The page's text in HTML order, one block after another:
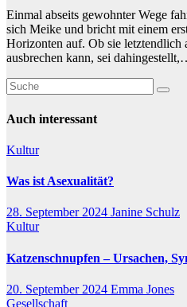
Einmal abseits gewohnter Wege
sich Meike und bricht mit einem
Horizonten auf. Ob sie letztendlich
ausbrechen kann, sei
Auch interessant
Kultur
Was ist Asexualität?
28. September 2024 Janine Schulz
Kultur
Katzenschnupfen – Ursachen,
20. September 2024 Emma Jones
Gesellschaft